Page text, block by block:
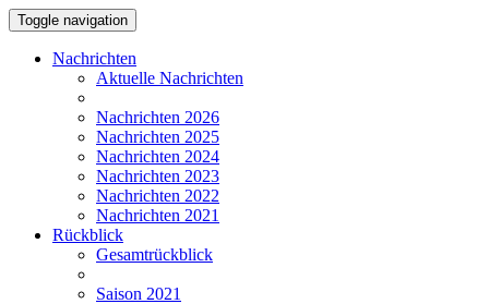
Toggle navigation
Nachrichten
Aktuelle Nachrichten
Nachrichten 2026
Nachrichten 2025
Nachrichten 2024
Nachrichten 2023
Nachrichten 2022
Nachrichten 2021
Rückblick
Gesamtrückblick
Saison 2021